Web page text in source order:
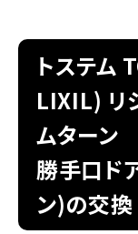
玄関タイプ
室内錠
ドアノブの交換
トステム
LIXIL) リ
ムターン
勝手口ド
ン)の交換